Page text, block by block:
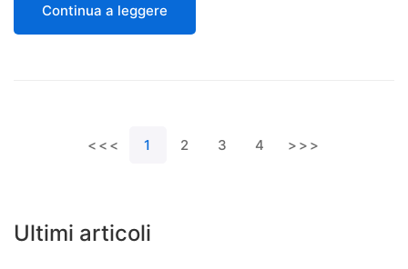
Ultimi articoli
Continua a leggere
<<< 1 2 3 4 >>>